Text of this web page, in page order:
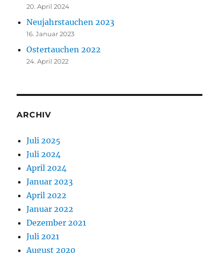
20. April 2024
Neujahrstauchen 2023
16. Januar 2023
Ostertauchen 2022
24. April 2022
ARCHIV
Juli 2025
Juli 2024
April 2024
Januar 2023
April 2022
Januar 2022
Dezember 2021
Juli 2021
August 2020